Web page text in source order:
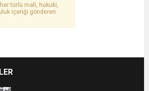
türlü mali, hukuki,
içeriği gönderen